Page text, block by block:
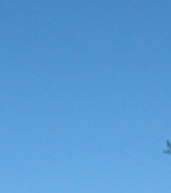
- Haustiere sind
- 5000 qm
- Vermietung
- 20